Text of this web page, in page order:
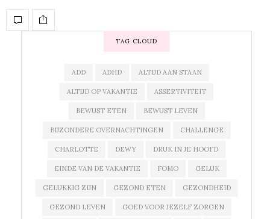
TAG CLOUD
ADD ADHD ALTIJD AAN STAAN
ALTIJD OP VAKANTIE ASSERTIVITEIT
BEWUST ETEN BEWUST LEVEN
BIJZONDERE OVERNACHTINGEN CHALLENGE
CHARLOTTE DEWY DRUK IN JE HOOFD
EINDE VAN DE VAKANTIE FOMO GELUK
GELUKKIG ZIJN GEZOND ETEN GEZONDHEID
GEZOND LEVEN GOED VOOR JEZELF ZORGEN